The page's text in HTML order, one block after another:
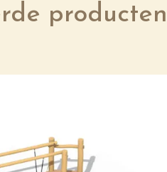
producten